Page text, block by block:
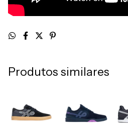
Produtos similares